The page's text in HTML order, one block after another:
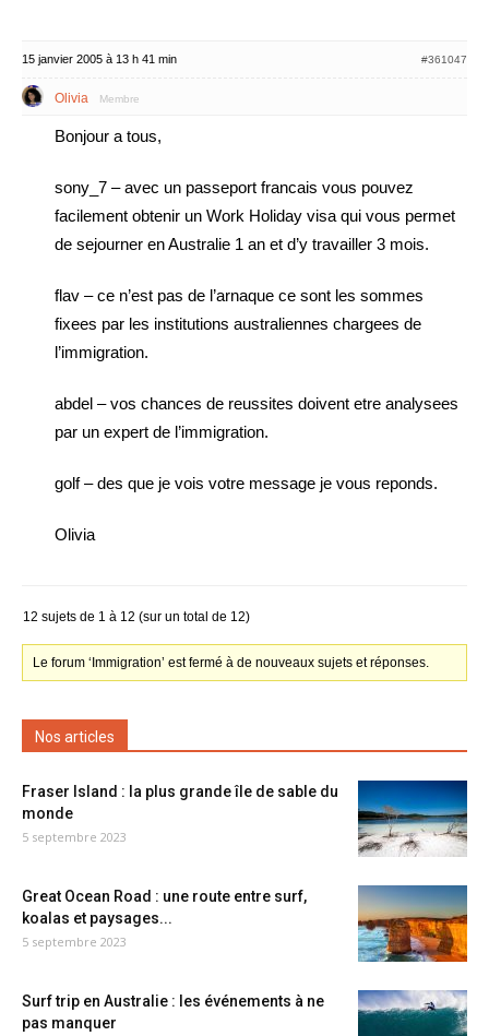
15 janvier 2005 à 13 h 41 min #361047
Olivia Membre
Bonjour a tous,
sony_7 – avec un passeport francais vous pouvez
facilement obtenir un Work Holiday visa qui vous permet
de sejourner en Australie 1 an et d’y travailler 3 mois.
flav – ce n’est pas de l’arnaque ce sont les sommes
fixees par les institutions australiennes chargees de
l’immigration.
abdel – vos chances de reussites doivent etre analysees
par un expert de l’immigration.
golf – des que je vois votre message je vous reponds.
Olivia
12 sujets de 1 à 12 (sur un total de 12)
Le forum ‘Immigration’ est fermé à de nouveaux sujets et réponses.
Nos articles
Fraser Island : la plus grande île de sable du
monde
5 septembre 2023
Great Ocean Road : une route entre surf,
koalas et paysages...
5 septembre 2023
Surf trip en Australie : les événements à ne
pas manquer